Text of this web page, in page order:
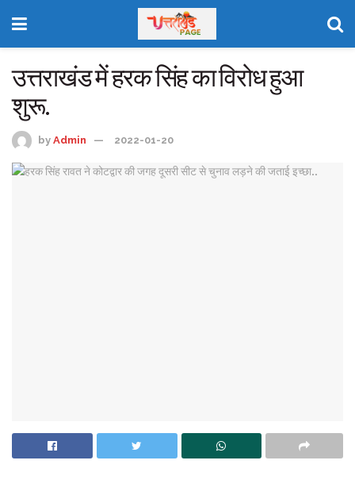
उत्तराखंड में हरक सिंह का विरोध हुआ
शुरू.
by Admin 2022-01-20